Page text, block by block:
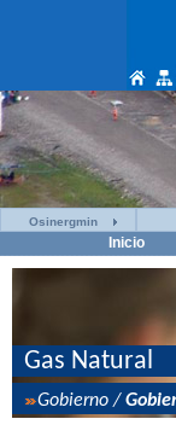
Osinergmin
Inicio